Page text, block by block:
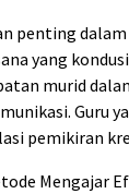
penting dalam
yang
murid
Guru
pemikiran
Mengajar